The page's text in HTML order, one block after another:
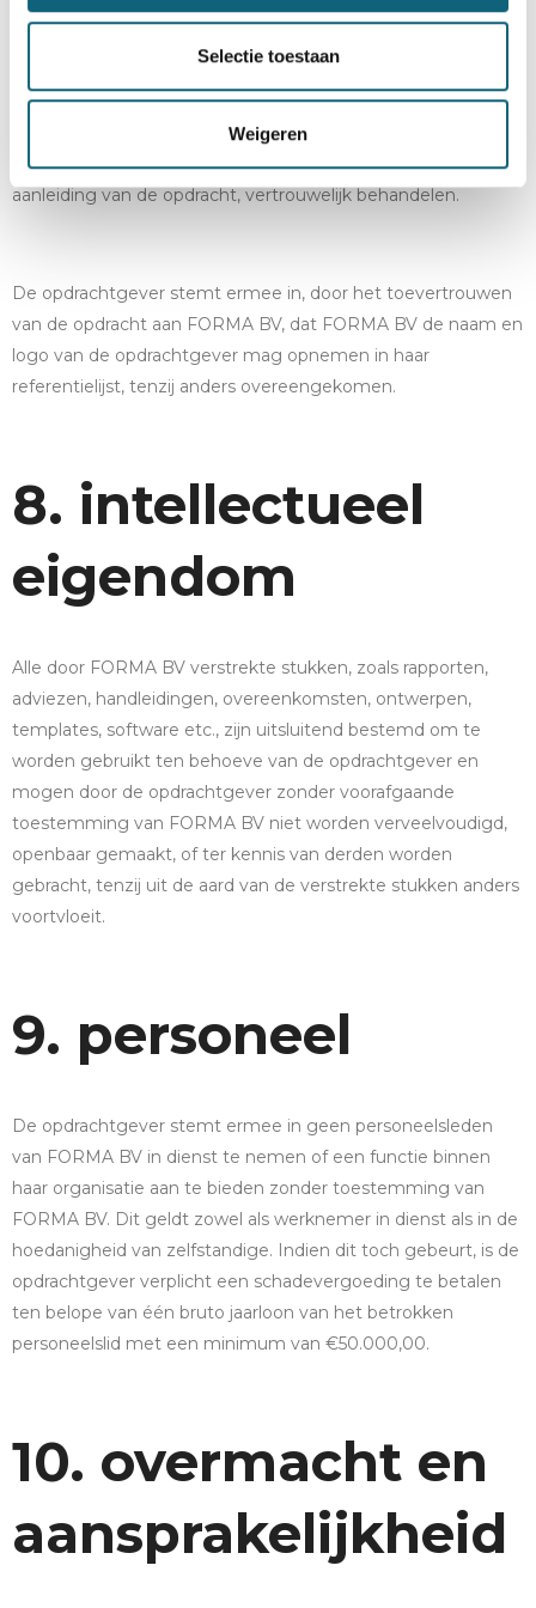
Selectie toestaan
Weigeren
De opdrachtgever zal alle informatie omtrent FORMA BV of
de werkwijzen van FORMA BV waarvan hij kennis krijgt naar
aanleiding van de opdracht, vertrouwelijk behandelen.
De opdrachtgever stemt ermee in, door het toevertrouwen
van de opdracht aan FORMA BV, dat FORMA BV de naam en
logo van de opdrachtgever mag opnemen in haar
referentielijst, tenzij anders overeengekomen.
8. intellectueel
eigendom
Alle door FORMA BV verstrekte stukken, zoals rapporten,
adviezen, handleidingen, overeenkomsten, ontwerpen,
templates, software etc., zijn uitsluitend bestemd om te
worden gebruikt ten behoeve van de opdrachtgever en
mogen door de opdrachtgever zonder voorafgaande
toestemming van FORMA BV niet worden verveelvoudigd,
openbaar gemaakt, of ter kennis van derden worden
gebracht, tenzij uit de aard van de verstrekte stukken anders
voortvloeit.
9. personeel
De opdrachtgever stemt ermee in geen personeelsleden
van FORMA BV in dienst te nemen of een functie binnen
haar organisatie aan te bieden zonder toestemming van
FORMA BV. Dit geldt zowel als werknemer in dienst als in de
hoedanigheid van zelfstandige. Indien dit toch gebeurt, is de
opdrachtgever verplicht een schadevergoeding te betalen
ten belope van één bruto jaarloon van het betrokken
personeelslid met een minimum van €50.000,00.
10. overmacht en
aansprakelijkheid